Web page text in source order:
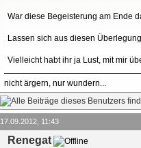
War diese Begeisterung am Ende
Lassen sich aus diesen
Vielleicht habt ihr ja Lust, mit mir
nicht ärgern, nur wundern...
17.09.2012, 11:43
Renegat